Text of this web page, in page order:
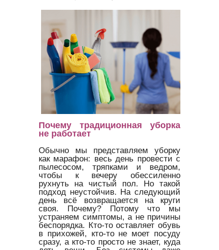
Почему традиционная уборка
не работает
Обычно мы представляем уборку
как марафон: весь день провести с
пылесосом, тряпками и ведром,
чтобы к вечеру обессиленно
рухнуть на чистый пол. Но такой
подход неустойчив. На следующий
день всё возвращается на круги
своя. Почему? Потому что мы
устраняем симптомы, а не причины
беспорядка. Кто-то оставляет обувь
в прихожей, кто-то не моет посуду
сразу, а кто-то просто не знает, куда